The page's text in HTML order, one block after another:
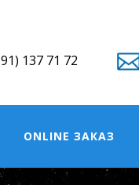
137 71 72
ONLINE ЗАКАЗ